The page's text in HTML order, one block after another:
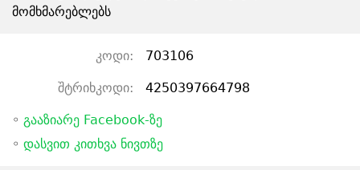
მომხმარებლებს
კოდი: 703106
შტრიხკოდი: 4250397664798
◦ გააზიარე Facebook-ზე
◦ დასვით კითხვა ნივთზე